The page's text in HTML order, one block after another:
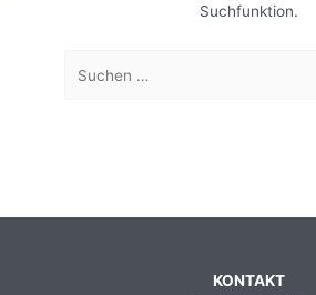
Suchfunktion.
nach:
KONTAKT